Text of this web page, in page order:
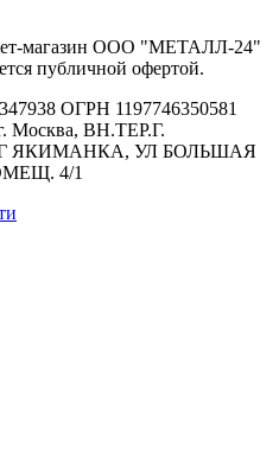
магазин ООО "МЕТАЛЛ-24"
публичной офертой.
ОГРН 1197746350581
Москва, ВН.ТЕР.Г.
ЯКИМАНКА, УЛ БОЛЬШАЯ
4/1